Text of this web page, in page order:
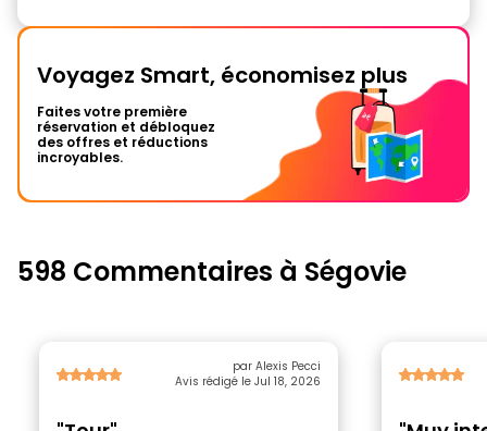
Voyagez Smart, économisez plus
Faites votre première
réservation et débloquez
des offres et réductions
incroyables.
598 Commentaires à Ségovie
par Alexis Pecci
Avis rédigé le Jul 18, 2026